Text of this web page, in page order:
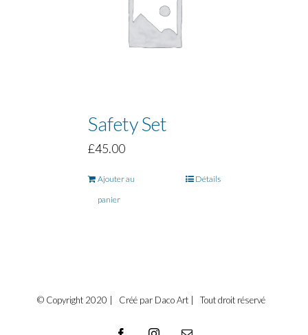
Safety Set
£45.00
Ajouter au
panier
Détails
© Copyright 2020 | Créé par Daco Art | Tout droit réservé